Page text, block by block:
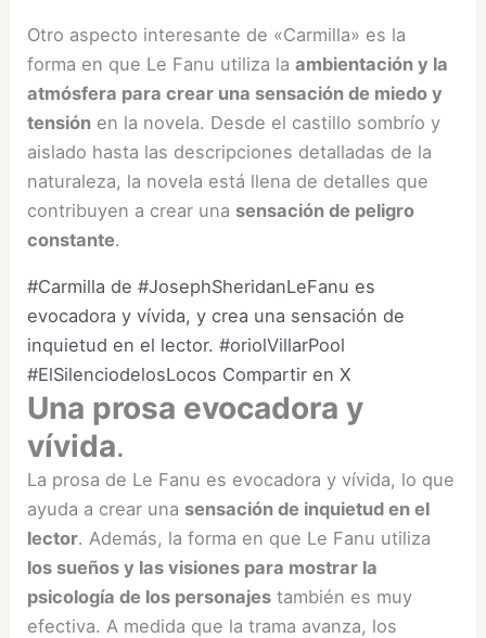
Otro aspecto interesante de «Carmilla» es la
forma en que Le Fanu utiliza laambientación y la
atmósfera para crear una sensación de miedo y
tensión en la novela. Desde el castillo sombrío y
aislado hasta las descripciones detalladas de la
naturaleza, la novela está llena de detalles que
contribuyen a crear una sensación de peligro
constante.
#Carmilla de #JosephSheridanLeFanu es
evocadora y vívida, y crea una sensación de
inquietud en el lector. #oriolVillarPool
#ElSilenciodelosLocos Compartir en X
Una prosa evocadora y
vívida.
La prosa de Le Fanu es evocadora y vívida, lo que
ayuda a crear una sensación de inquietud en el
lector. Además, la forma en que Le Fanu utiliza
los sueños y las visiones para mostrar la
psicología de los personajes también es muy
efectiva. A medida que la trama avanza, los